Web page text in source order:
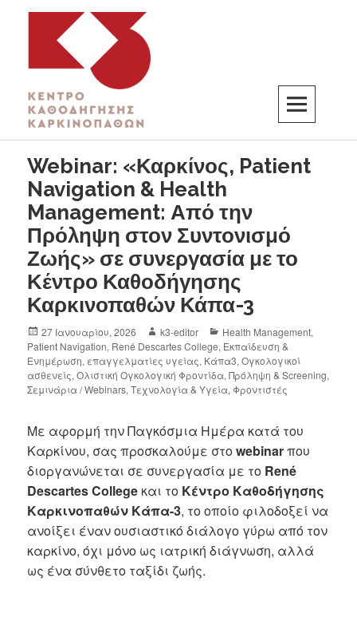
K3
ΚΕΝΤΡΟ ΚΑΘΟΔΗΓΗΣΗΣ ΚΑΡΚΙΝΟΠΑΘΩΝ
Webinar: «Καρκίνος, Patient
Navigation & Health
Management: Από την
Πρόληψη στον Συντονισμό
Ζωής» σε συνεργασία με το
Κέντρο Καθοδήγησης
Καρκινοπαθών Κάπα-3
27 Ιανουαρίου, 2026 k3-editor Health Management,
Patient Navigation, René Descartes College, Εκπαίδευση &
Ενημέρωση, επαγγελματίες υγείας, Κάπα3,Ογκολογικοί
ασθενείς,Ολιστική Ογκολογική Φροντίδα,Πρόληψη & Screening,
Σεμινάρια / Webinars,Τεχνολογία & Υγεία, Φροντιστές
Με αφορμή την Παγκόσμια Ημέρα κατά του
Καρκίνου, σας προσκαλούμε στοwebinarπου
διοργανώνεται σε συνεργασία με το René
Descartes College και το Κέντρο Καθοδήγησης
Καρκινοπαθών Κάπα-3, το οποίο φιλοδοξεί να
ανοίξει έναν ουσιαστικό διάλογο γύρω από τον
καρκίνο, όχι μόνο ως ιατρική διάγνωση, αλλά
ως ένα σύνθετο ταξίδι ζωής.